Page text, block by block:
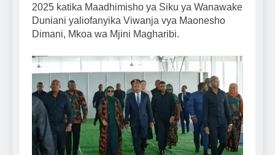
2025 katika Maadhimisho ya Siku ya Wanawake
Duniani yaliofanyika Viwanja vya Maonesho
Dimani, Mkoa wa Mjini Magharibi.